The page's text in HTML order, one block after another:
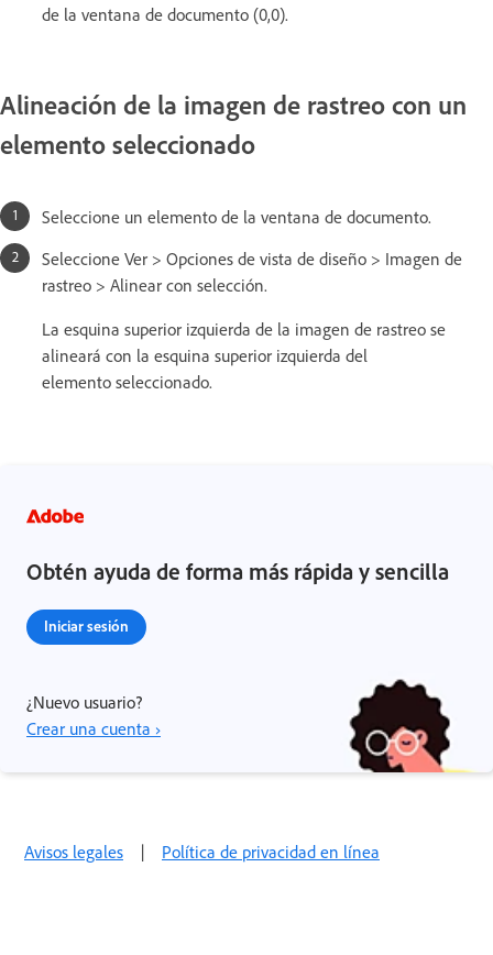
de la ventana de documento (0,0).
Alineación de la imagen de rastreo con un
elemento seleccionado
Seleccione un elemento de la ventana de documento.
Seleccione Ver > Opciones de vista de diseño > Imagen de
rastreo > Alinear con selección.
La esquina superior izquierda de la imagen de rastreo se
alineará con la esquina superior izquierda del
elemento seleccionado.
Obtén ayuda de forma más rápida y sencilla
Iniciar sesión
¿Nuevo usuario?
Crear una cuenta ›
Avisos legales | Política de privacidad en línea